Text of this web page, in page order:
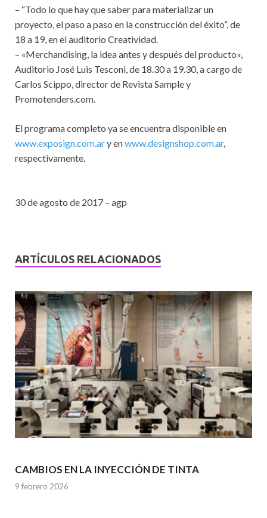
– “Todo lo que hay que saber para materializar un
proyecto, el paso a paso en la construcción del éxito”, de
18 a 19, en el auditorio Creatividad.
– «Merchandising, la idea antes y después del producto»,
Auditorio José Luis Tesconi, de 18.30 a 19.30, a cargo de
Carlos Scippo, director de Revista Sample y
Promotenders.com.
El programa completo ya se encuentra disponible en
www.exposign.com.ary enwww.designshop.com.ar,
respectivamente.
30 de agosto de 2017 – agp
ARTÍCULOS RELACIONADOS
CAMBIOS EN LA INYECCIÓN DE TINTA
9 febrero 2026